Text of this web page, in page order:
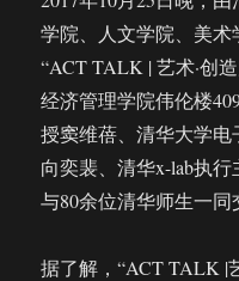
学院、人文学院、美
“ACT TALK | 艺术·创
经济管理学院伟伦楼
授窦维蓓、清华大学电
向奕裴、清华x-lab执
与80余位清华师生一同
据了解，“ACT TALK |